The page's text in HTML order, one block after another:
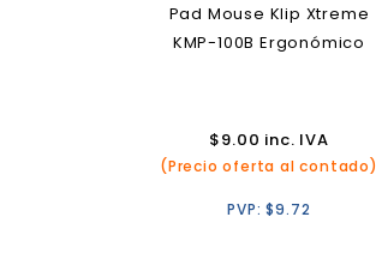
Pad Mouse Klip Xtreme
KMP-100B Ergonómico
$9.00 inc. IVA
(Precio oferta al contado)
PVP:$9.72